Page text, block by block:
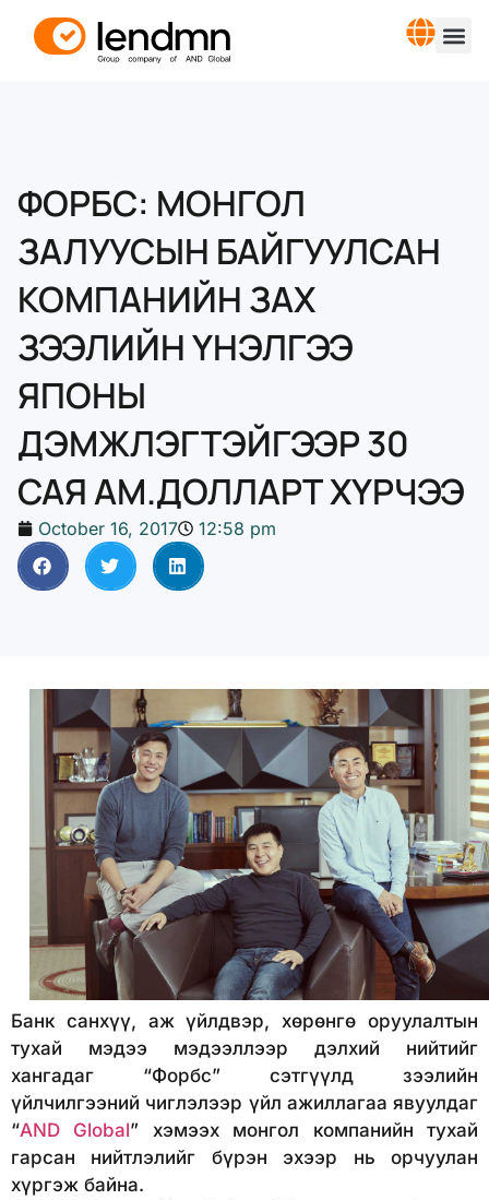
ФОРБС: МОНГОЛ
ЗАЛУУСЫН БАЙГУУЛСАН
КОМПАНИЙН ЗАХ
ЗЭЭЛИЙН ҮНЭЛГЭЭ
ЯПОНЫ
ДЭМЖЛЭГТЭЙГЭЭР 30
САЯ АМ.ДОЛЛАРТ ХҮРЧЭЭ
October 16, 2017 12:58 pm
Банк санхүү, аж үйлдвэр, хөрөнгө оруулалтын
тухай мэдээ мэдээллээр дэлхий нийтийг
хангадаг “Форбс” сэтгүүлд зээлийн
үйлчилгээний чиглэлээр үйл ажиллагаа явуулдаг
“AND Global” хэмээх монгол компанийн тухай
гарсан нийтлэлийг бүрэн эхээр нь орчуулан
хүргэж байна.